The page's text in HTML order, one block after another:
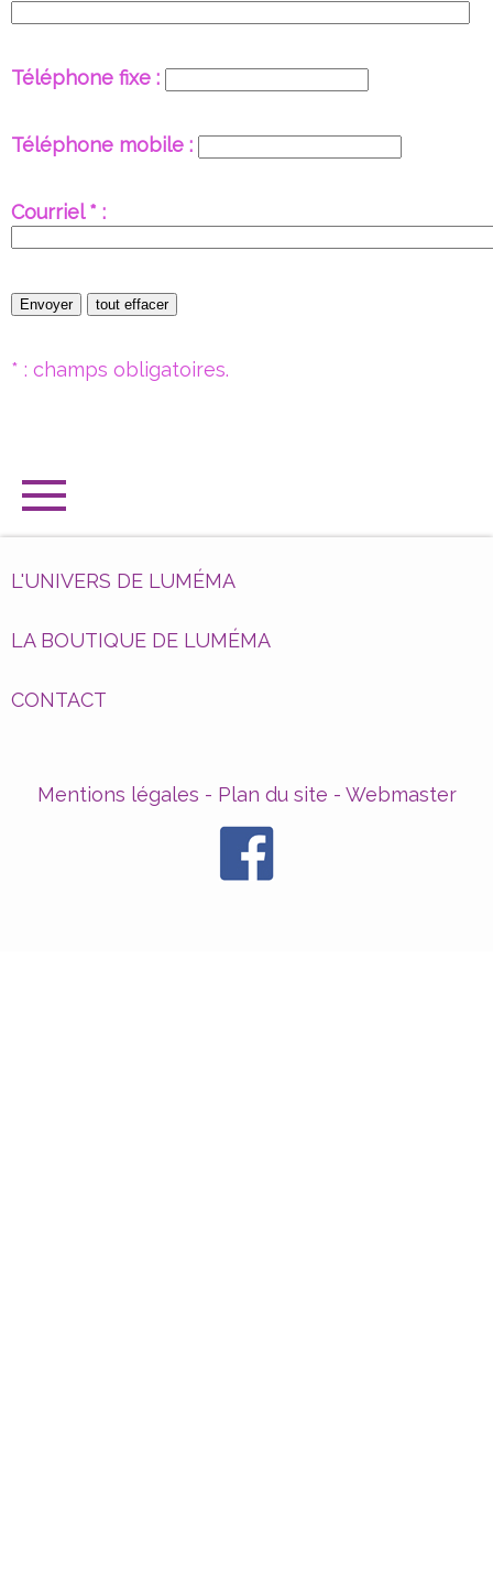
Téléphone fixe :
Téléphone mobile :
Courriel * :
* : champs obligatoires.
L'UNIVERS DE LUMÉMA
LA BOUTIQUE DE LUMÉMA
CONTACT
Mentions légales - Plan du site - Webmaster